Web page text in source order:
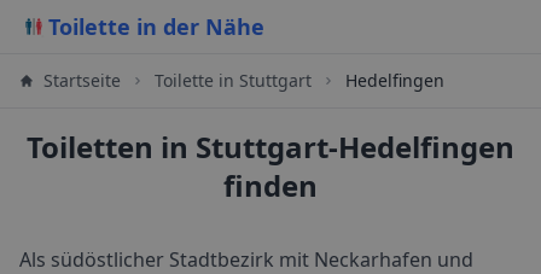
Toilette in der Nähe
Startseite Toilette in Stuttgart Hedelfingen
Toiletten in Stuttgart-Hedelfingen
finden
Als südöstlicher Stadtbezirk mit Neckarhafen und